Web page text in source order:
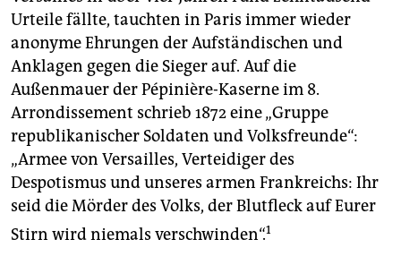
Urteile fällte, tauchten in Paris immer wieder
anonyme Ehrungen der Aufständischen und
Anklagen gegen die Sieger auf. Auf die
Außenmauer der Pépinière-Kaserne im 8.
Arrondissement schrieb 1872 eine „Gruppe
republikanischer Soldaten und Volksfreunde“:
„Armee von Versailles, Verteidiger des
Despotismus und unseres armen Frankreichs: Ihr
seid die Mörder des Volks, der Blutfleck auf Eurer
Stirn wird niemals verschwinden“.1